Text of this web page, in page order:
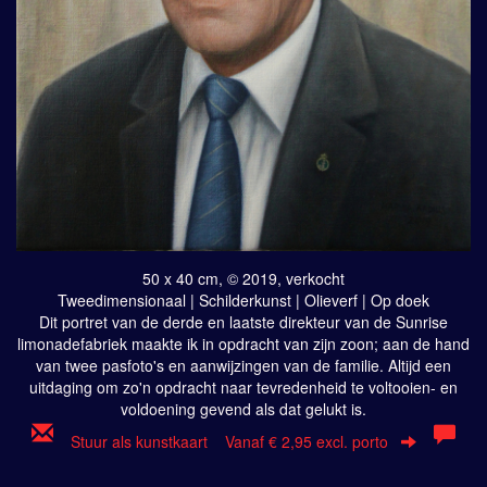
50 x 40 cm, © 2019, verkocht
Tweedimensionaal | Schilderkunst | Olieverf | Op doek
Dit portret van de derde en laatste direkteur van de Sunrise
limonadefabriek maakte ik in opdracht van zijn zoon; aan de hand
van twee pasfoto's en aanwijzingen van de familie. Altijd een
uitdaging om zo'n opdracht naar tevredenheid te voltooien- en
voldoening gevend als dat gelukt is.
Stuur als kunstkaart Vanaf € 2,95 excl. porto